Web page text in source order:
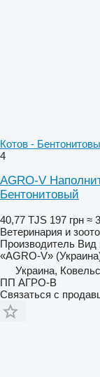
Котов -
4
AGRO-V
Бентонитовый
40,77 TJS 197 грн ≈
Ветеринария и
Производитель Вид
«AGRO-V»
Украина,
ПП АГРО-В
Связаться с